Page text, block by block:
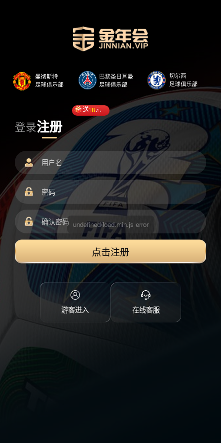
登录注册
送18元
点击注册
游客进入 在线客服